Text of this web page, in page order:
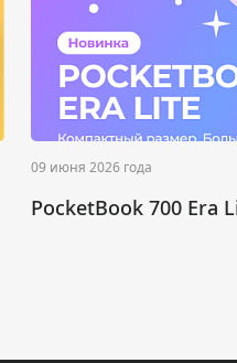
09 июня 2026 года
PocketBook 700 Era